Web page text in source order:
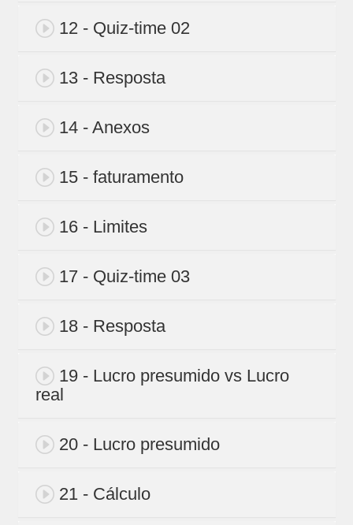
12 - Quiz-time 02
13 - Resposta
14 - Anexos
15 - faturamento
16 - Limites
17 - Quiz-time 03
18 - Resposta
19 - Lucro presumido vs Lucro
real
20 - Lucro presumido
21 - Cálculo